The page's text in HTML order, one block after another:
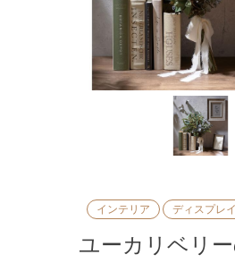
インテリア ディスプレイ
ユーカリベリ